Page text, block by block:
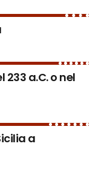
a.C. o nel
a